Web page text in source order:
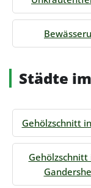
Städte
Gehölzschnitt
Gehölzschnitt